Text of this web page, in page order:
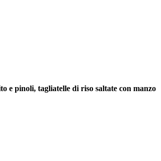
e pinoli, tagliatelle di riso saltate con manzo